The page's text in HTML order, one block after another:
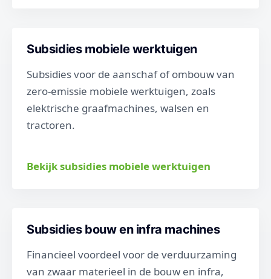
Subsidies mobiele werktuigen
Subsidies voor de aanschaf of ombouw van
zero-emissie mobiele werktuigen, zoals
elektrische graafmachines, walsen en
tractoren.
Bekijk subsidies mobiele werktuigen
Subsidies bouw en infra machines
Financieel voordeel voor de verduurzaming
van zwaar materieel in de bouw en infra,